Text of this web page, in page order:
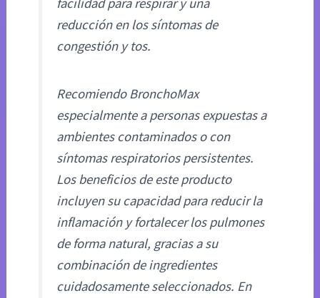
reducción en los síntomas de
congestión y tos.
Recomiendo BronchoMax
especialmente a personas expuestas a
ambientes contaminados o con
síntomas respiratorios persistentes.
Los beneficios de este producto
incluyen su capacidad para reducir la
inflamación y fortalecer los pulmones
de forma natural, gracias a su
combinación de ingredientes
cuidadosamente seleccionados. En